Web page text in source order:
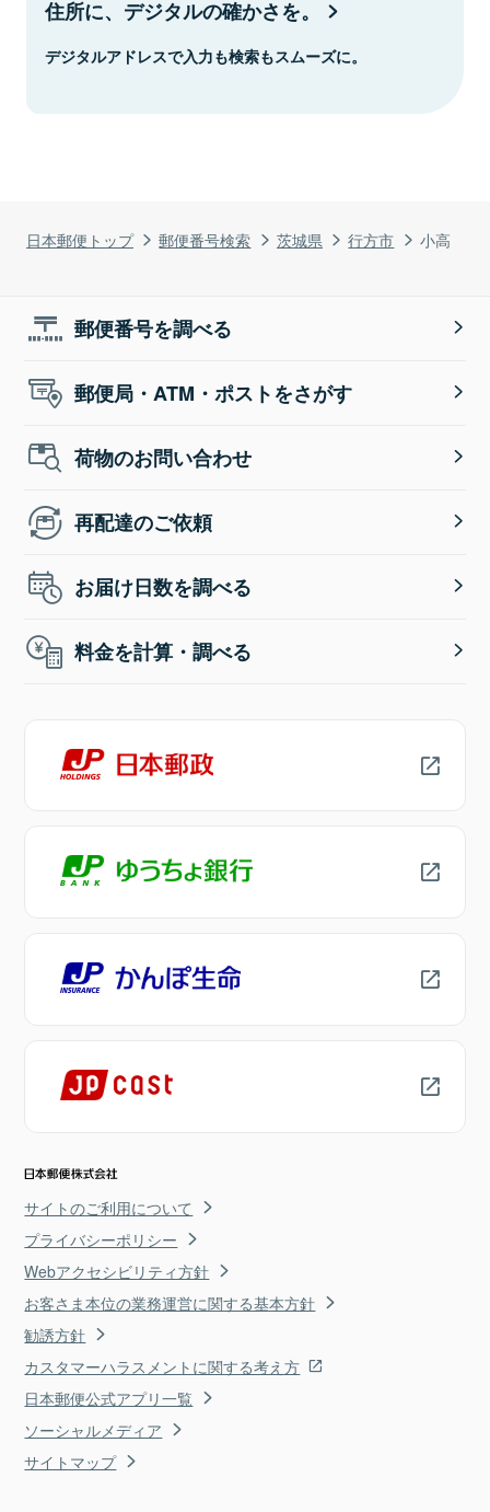
日本郵便トップ 郵便番号検索 茨城県 行方市 小高
住所に、デジタルの確かさを。
デジタルアドレスで入力も検索もスムーズに。
郵便番号を調べる
郵便局・ATM・ポストをさがす
荷物のお問い合わせ
再配達のご依頼
お届け日数を調べる
料金を計算・調べる
サイトのご利用について
プライバシーポリシー
Webアクセシビリティ方針
お客さま本位の業務運営に関する基本方針
勧誘方針
カスタマーハラスメントに関する考え方
日本郵便公式アプリ一覧
ソーシャルメディア
サイトマップ